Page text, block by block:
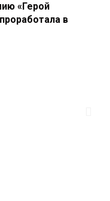
«Герой
в